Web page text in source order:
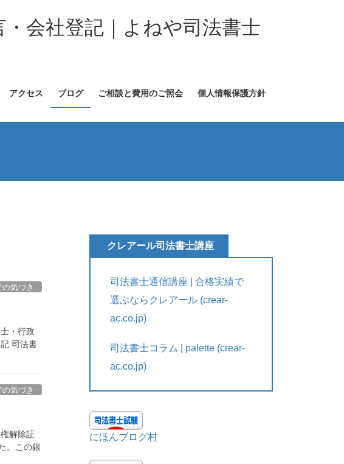
会社登記｜よねや司法書士
アクセス ブログ ご相談と費用のご照会 個人情報保護方針
気づき
・行政
司法書
気づき
解除証
。この銀
クレアール司法書士講座
司法書士通信講座 | 合格実績で
選ぶならクレアール (crear-
ac.co.jp)
司法書士コラム | palette (crear-
ac.co.jp)
にほんブログ村